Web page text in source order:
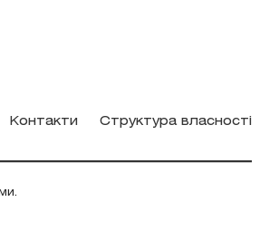
Контакти Структура власності